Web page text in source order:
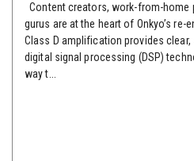
Content creators, work-from-home
gurus are at the heart of Onkyo’s re-
Class D amplification provides
digital signal processing (DSP)
way t...